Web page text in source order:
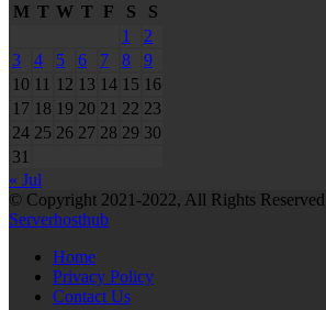
M T W T F S
S
1
2
3
4 5 6 7 8
9
10 11 12 13 14 15 16
17 18 19 20 21 22 23
24 25 26 27 28 29 30
31
« Jul
© Copyright 2021-2022, All Rights
Serverhosthub
Home
Privacy Policy
Contact Us